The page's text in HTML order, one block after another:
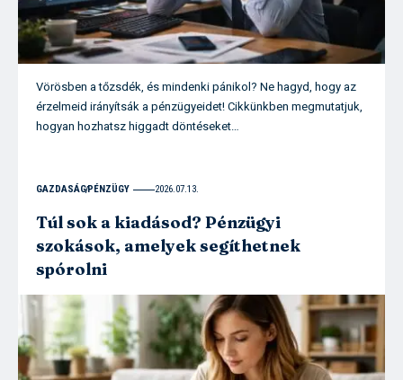
Vörösben a tőzsdék, és mindenki pánikol? Ne hagyd, hogy az
érzelmeid irányítsák a pénzügyeidet! Cikkünkben megmutatjuk,
hogyan hozhatsz higgadt döntéseket…
GAZDASÁGPÉNZÜGY 2026.07.13.
Túl sok a kiadásod? Pénzügyi
szokások, amelyek segíthetnek
spórolni